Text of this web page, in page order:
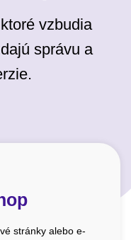
vzbudia
správu a
stránky alebo e-